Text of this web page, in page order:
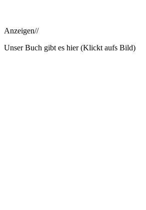
Anzeigen//
Unser Buch gibt es hier (Klickt aufs Bild)